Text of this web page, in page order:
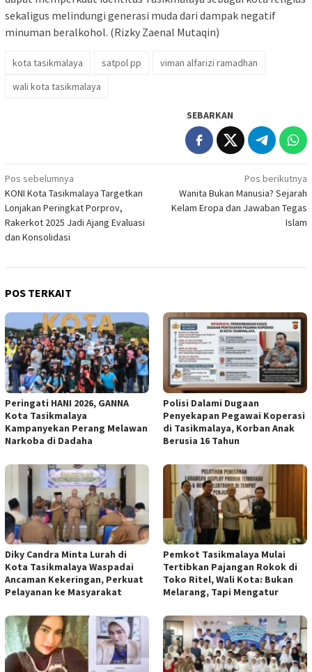
sekaligus melindungi generasi muda dari dampak negatif
minuman beralkohol. (Rizky Zaenal Mutaqin)
kota tasikmalaya satpol pp
viman alfarizi ramadhan
wali kota tasikmalaya
SEBARKAN
Navigasi
pos
Pos sebelumnya
KONI Kota Tasikmalaya Targetkan
Lonjakan Peringkat Porprov,
Rakerkot 2025 Jadi Ajang Evaluasi
dan Konsolidasi
Pos berikutnya
Wanita Bukan Manusia? Sejarah
Kelam Eropa dan Jawaban Tegas
Islam
POS TERKAIT
Peringati HANI 2026, GANNA
Kota Tasikmalaya
Kampanyekan Perang Melawan
Narkoba di Dadaha
Polisi Dalami Dugaan
Penyekapan Pegawai Koperasi
di Tasikmalaya, Korban Anak
Berusia 16 Tahun
Diky Candra Minta Lurah di
Kota Tasikmalaya Waspadai
Ancaman Kekeringan, Perkuat
Pelayanan ke Masyarakat
Pemkot Tasikmalaya Mulai
Tertibkan Pajangan Rokok di
Toko Ritel, Wali Kota: Bukan
Melarang, Tapi Mengatur